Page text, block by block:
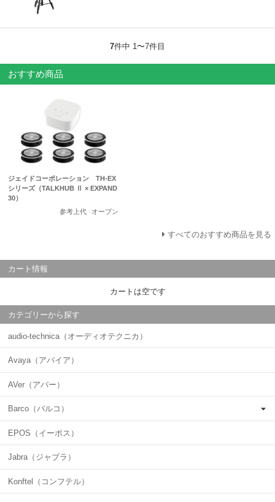
7件中 1〜7件目
おすすめ商品
ジェイドコーポレーション TH-EX
シリーズ（TALKHUB Ⅱ × EXPAND
30）
参考上代
オープン
すべてのおすすめ商品を見る
カート情報
カートは空です
カテゴリーから探す
audio-technica（オーディオテクニカ）
Avaya（アバイア）
AVer（アバー）
Barco（バルコ）
EPOS（イーポス）
Jabra（ジャブラ）
Konftel（コンフテル）